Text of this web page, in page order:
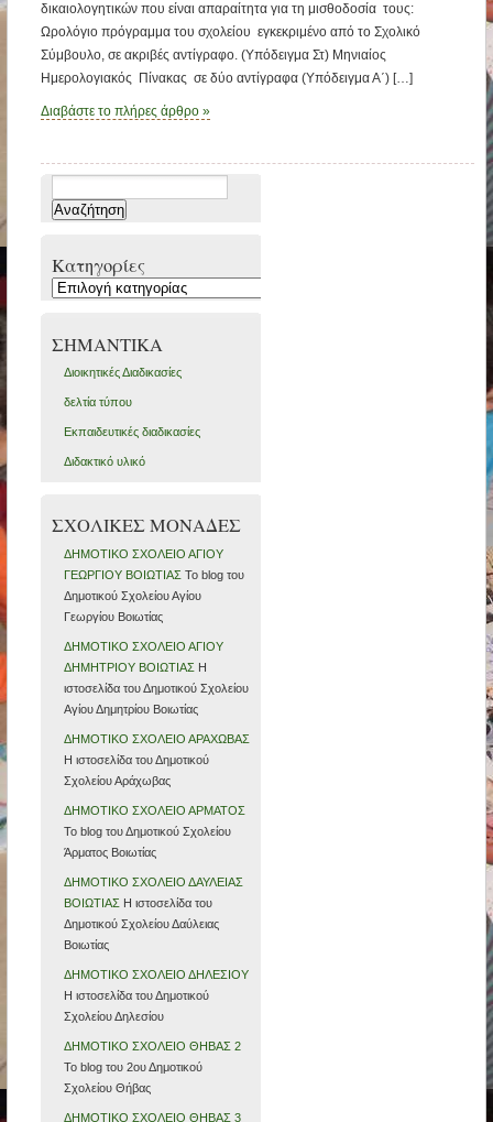
δικαιολογητικών που είναι απαραίτητα για τη μισθοδοσία τους:
Ωρολόγιο πρόγραμμα του σχολείου εγκεκριμένο από το Σχολικό
Σύμβουλο, σε ακριβές αντίγραφο. (Υπόδειγμα Στ) Μηνιαίος
Ημερολογιακός Πίνακας σε δύο αντίγραφα (Υπόδειγμα Α΄) […]
Διαβάστε το πλήρες άρθρο »
για:
Kατηγορίες
Kατηγορίες
ΣΗΜΑΝΤΙΚΑ
Διοικητικές Διαδικασίες
δελτία τύπου
Εκπαιδευτικές διαδικασίες
Διδακτικό υλικό
ΣΧΟΛΙΚΕΣ ΜΟΝΑΔΕΣ
ΔΗΜΟΤΙΚΟ ΣΧΟΛΕΙΟ ΑΓΙΟΥ
ΓΕΩΡΓΙΟΥ ΒΟΙΩΤΙΑΣ Το blog του
Δημοτικού Σχολείου Αγίου
Γεωργίου Βοιωτίας
ΔΗΜΟΤΙΚΟ ΣΧΟΛΕΙΟ ΑΓΙΟΥ
ΔΗΜΗΤΡΙΟΥ ΒΟΙΩΤΙΑΣ Η
ιστοσελίδα του Δημοτικού Σχολείου
Αγίου Δημητρίου Βοιωτίας
ΔΗΜΟΤΙΚΟ ΣΧΟΛΕΙΟ ΑΡΑΧΩΒΑΣ
Η ιστοσελίδα του Δημοτικού
Σχολείου Αράχωβας
ΔΗΜΟΤΙΚΟ ΣΧΟΛΕΙΟ ΑΡΜΑΤΟΣ
To blog του Δημοτικού Σχολείου
Άρματος Βοιωτίας
ΔΗΜΟΤΙΚΟ ΣΧΟΛΕΙΟ ΔΑΥΛΕΙΑΣ
ΒΟΙΩΤΙΑΣ Η ιστοσελίδα του
Δημοτικού Σχολείου Δαύλειας
Βοιωτίας
ΔΗΜΟΤΙΚΟ ΣΧΟΛΕΙΟ ΔΗΛΕΣΙΟΥ
Η ιστοσελίδα του Δημοτικού
Σχολείου Δηλεσίου
ΔΗΜΟΤΙΚΟ ΣΧΟΛΕΙΟ ΘΗΒΑΣ 2
Το blog του 2ου Δημοτικού
Σχολείου Θήβας
ΔΗΜΟΤΙΚΟ ΣΧΟΛΕΙΟ ΘΗΒΑΣ 3